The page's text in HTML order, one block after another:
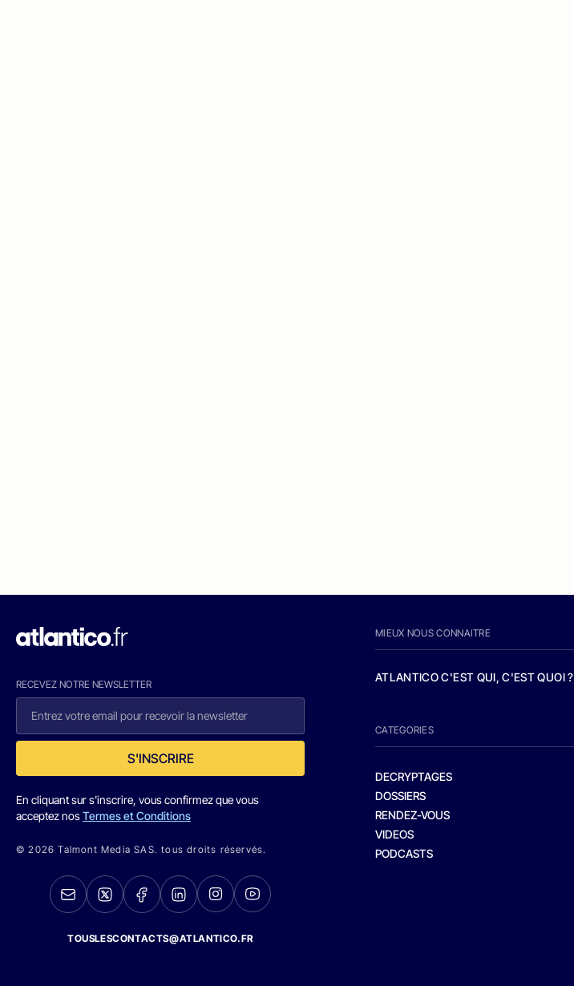
RECEVEZ NOTRE NEWSLETTER
S'INSCRIRE
En cliquant sur s'inscrire, vous confirmez que vous
acceptez nosTermes et Conditions
© 2026 Talmont Media SAS. tous droits réservés.
TOUSLESCONTACTS@ATLANTICO.FR
MIEUX NOUS CONNAITRE
ATLANTICO C'EST QUI, C'EST QUOI ?
CATEGORIES
DECRYPTAGES
DOSSIERS
RENDEZ-VOUS
VIDEOS
PODCASTS